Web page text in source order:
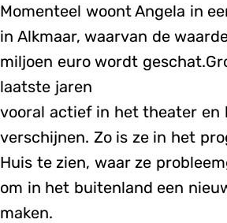
Momenteel woont Angela in
in Alkmaar, waarvan de
miljoen euro wordt
laatste jaren
vooral actief in het theater en
verschijnen. Zo is ze in het
Huis te zien, waar ze
om in het buitenland een
maken.